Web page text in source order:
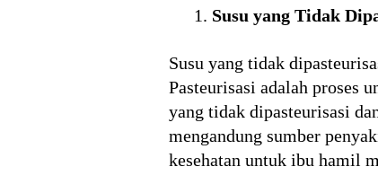
Susu yang Tidak
Susu yang tidak
Pasteurisasi adalah proses
yang tidak dipasteurisasi
mengandung sumber
kesehatan untuk ibu hamil